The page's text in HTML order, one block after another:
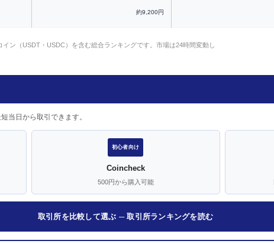
約9,200円
ン（USDT・USDC）を含む総合ランキングです。市場は24時間変動し
当日から取引できます。
初心者向け
Coincheck
500円から購入可能
取引所を比較して選ぶ ─ 取引所ランキングを読む